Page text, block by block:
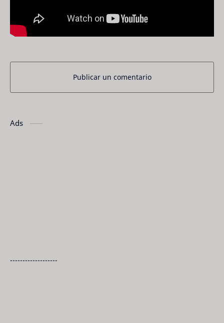
Publicar un comentario
Ads
-------------------